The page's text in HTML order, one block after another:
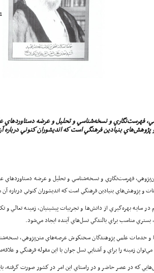
1
فهرست‌نگاري و نسخه‌شناسي و تحليل و عرضه دستاوردهاي
بنيادين فرهنگي است كه انديشوران كنوني درباره
فهرست‌نگاري و نسخه‌شناسي و تحليل و عرضه دستاوردهاي
و پژوهش‌هاي بنيادين فرهنگي است كه انديشوران كنوني درباره آن
سايه بهره‌گيري از دانش‌ها و تجربيات پيشينيان، زمينه تعالي و
مناسب براي بالندگي نسل‌هاي آينده ايجاد مي‌شود.
و خدمات علمي پژوهندگان سخت­كوش عرصه‌هاي متن‌پژوهي،
زمينه را براي و آشنايي نسل جوان با اين مقوله فرهنگي و
كه در عصر حاضر و در راستاي اين امر در كشور صورت گرفته،